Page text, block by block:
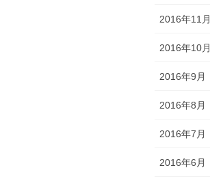
2016年11月
2016年10月
2016年9月
2016年8月
2016年7月
2016年6月